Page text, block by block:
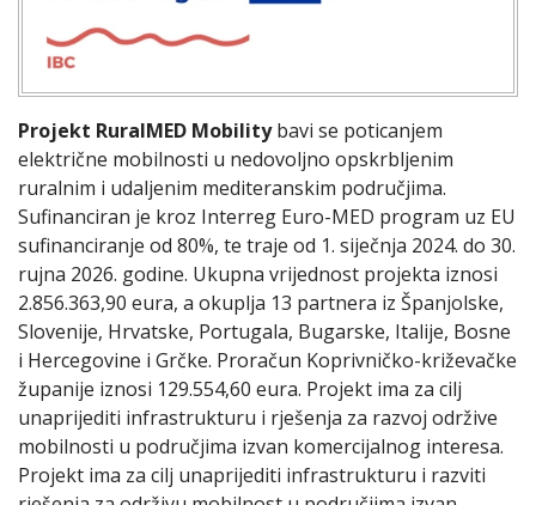
Projekt RuralMED Mobilitybavi se poticanjem
električne mobilnosti u nedovoljno opskrbljenim
ruralnim i udaljenim mediteranskim područjima.
Sufinanciran je kroz Interreg Euro-MED program uz EU
sufinanciranje od 80%, te traje od 1. siječnja 2024. do 30.
rujna 2026. godine. Ukupna vrijednost projekta iznosi
2.856.363,90 eura, a okuplja 13 partnera iz Španjolske,
Slovenije, Hrvatske, Portugala, Bugarske, Italije, Bosne
i Hercegovine i Grčke. Proračun Koprivničko-križevačke
županije iznosi 129.554,60 eura. Projekt ima za cilj
unaprijediti infrastrukturu i rješenja za razvoj održive
mobilnosti u područjima izvan komercijalnog interesa.
Projekt ima za cilj unaprijediti infrastrukturu i razviti